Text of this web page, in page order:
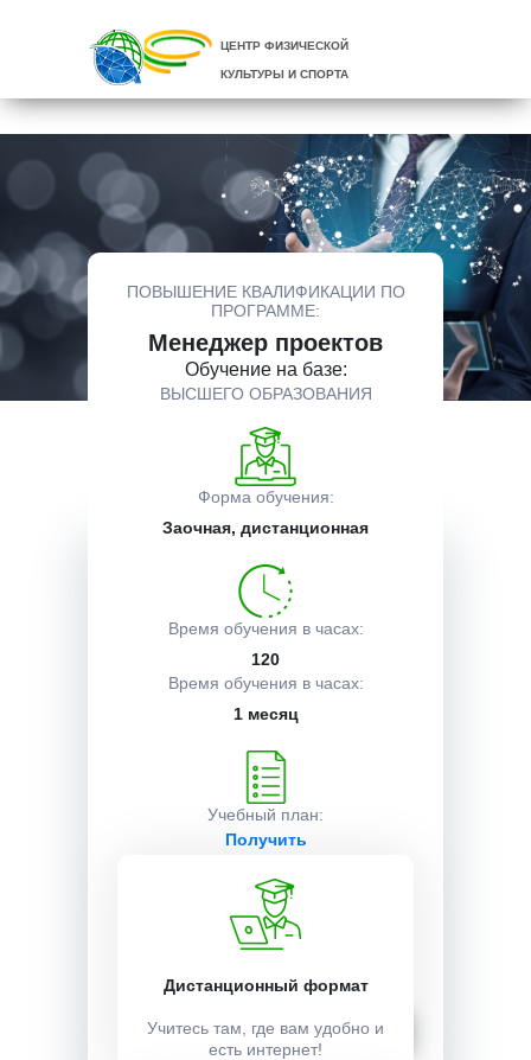
ЦЕНТР ФИЗИЧЕСКОЙ
КУЛЬТУРЫ И СПОРТА
ПОВЫШЕНИЕ КВАЛИФИКАЦИИ ПО
ПРОГРАММЕ:
Менеджер проектов
Обучение на базе:
ВЫСШЕГО ОБРАЗОВАНИЯ
Форма обучения:
Заочная, дистанционная
Время обучения в часах:
120
Время обучения в часах:
1 месяц
Учебный план:
Получить
Стоимость:
Записаться
Описание курса
Получаемые документы
Условия поступления
Дистанционный формат
Учитесь там, где вам удобно и
есть интернет!